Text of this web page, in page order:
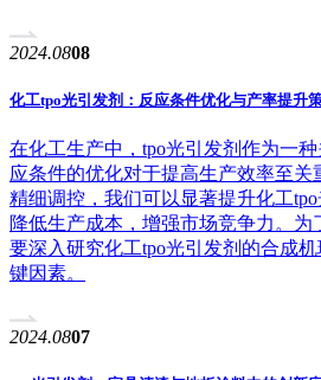
2024.0808
化工tpo光引发剂：反应条件优化与产率提升
在化工生产中，tpo光引发剂作为一
应条件的优化对于提高生产效率至关
精细调控，我们可以显著提升化工
降低生产成本，增强市场竞争力。
要深入研究化工tpo光引发剂的合成
键因素。
2024.0807